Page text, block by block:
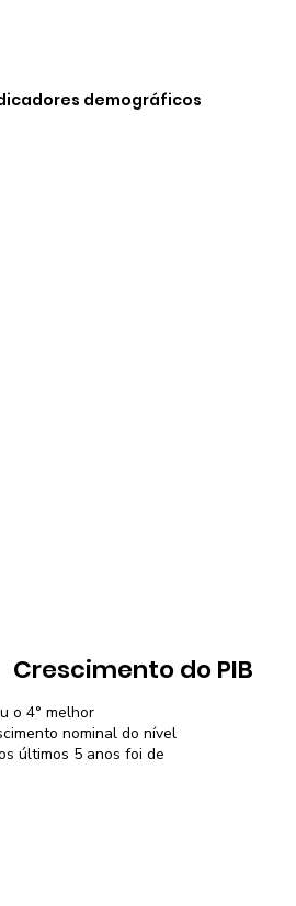
demográficos
Crescimento do PIB
o 4° melhor
nominal do nível
últimos 5 anos foi de